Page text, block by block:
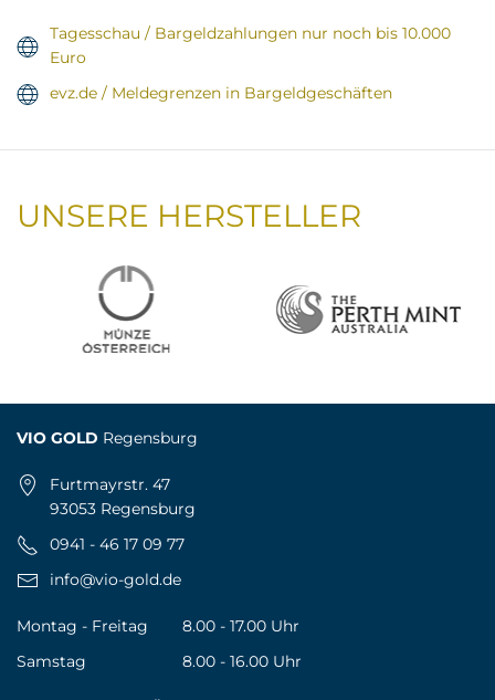
Tagesschau / Bargeldzahlungen nur noch bis 10.000
Euro
evz.de / Meldegrenzen in Bargeldgeschäften
UNSERE HERSTELLER
VIO GOLD Regensburg
Furtmayrstr. 47
93053 Regensburg
0941 - 46 17 09 77
info@vio-gold.de
Montag - Freitag
8.00 - 17.00 Uhr
Samstag
8.00 - 16.00 Uhr